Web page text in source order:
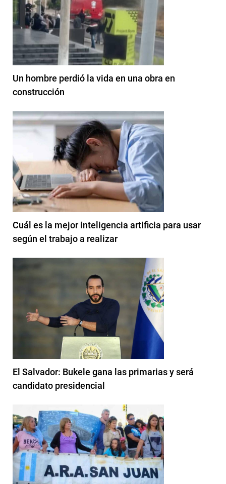
Un hombre perdió la vida en una obra en
construcción
Cuál es la mejor inteligencia artificia para usar
según el trabajo a realizar
El Salvador: Bukele gana las primarias y será
candidato presidencial